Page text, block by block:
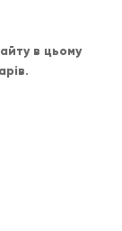
в цьому